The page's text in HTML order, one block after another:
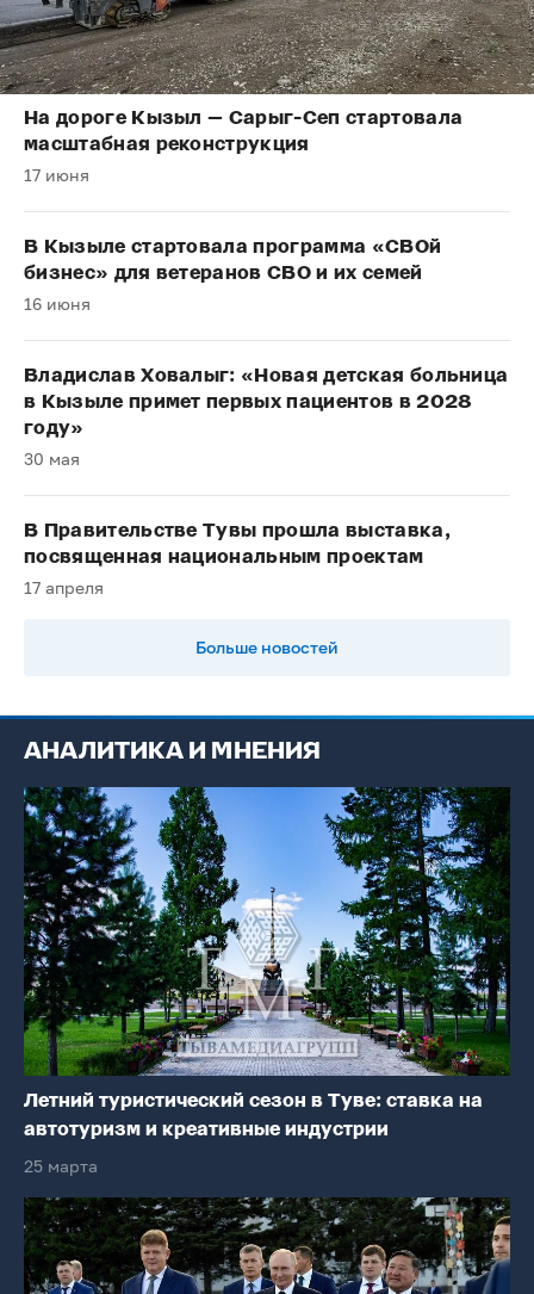
На дороге Кызыл — Сарыг-Сеп стартовала
масштабная реконструкция
17 июня
В Кызыле стартовала программа «СВОй
бизнес» для ветеранов СВО и их семей
16 июня
Владислав Ховалыг: «Новая детская больница
в Кызыле примет первых пациентов в 2028
году»
30 мая
В Правительстве Тувы прошла выставка,
посвященная национальным проектам
17 апреля
Больше новостей
АНАЛИТИКА И МНЕНИЯ
Летний туристический сезон в Туве: ставка на
автотуризм и креативные индустрии
25 марта